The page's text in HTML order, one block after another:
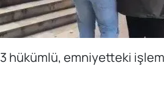
hükümlü, emniyetteki